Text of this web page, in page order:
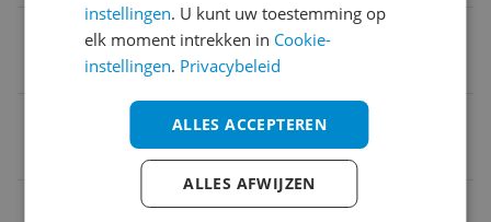
PCI Express x8 4.0
instellingen. U kunt uw toestemming op
elk moment intrekken in Cookie-
instellingen. Privacybeleid
ALLES ACCEPTEREN
ALLES AFWIJZEN